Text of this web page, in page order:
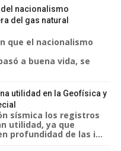
nacionalismo
del gas natural
que el nacionalismo
a buena vida, se
utilidad en la Geofísica y
sísmica los registros
utilidad, ya que
profundidad de las i...